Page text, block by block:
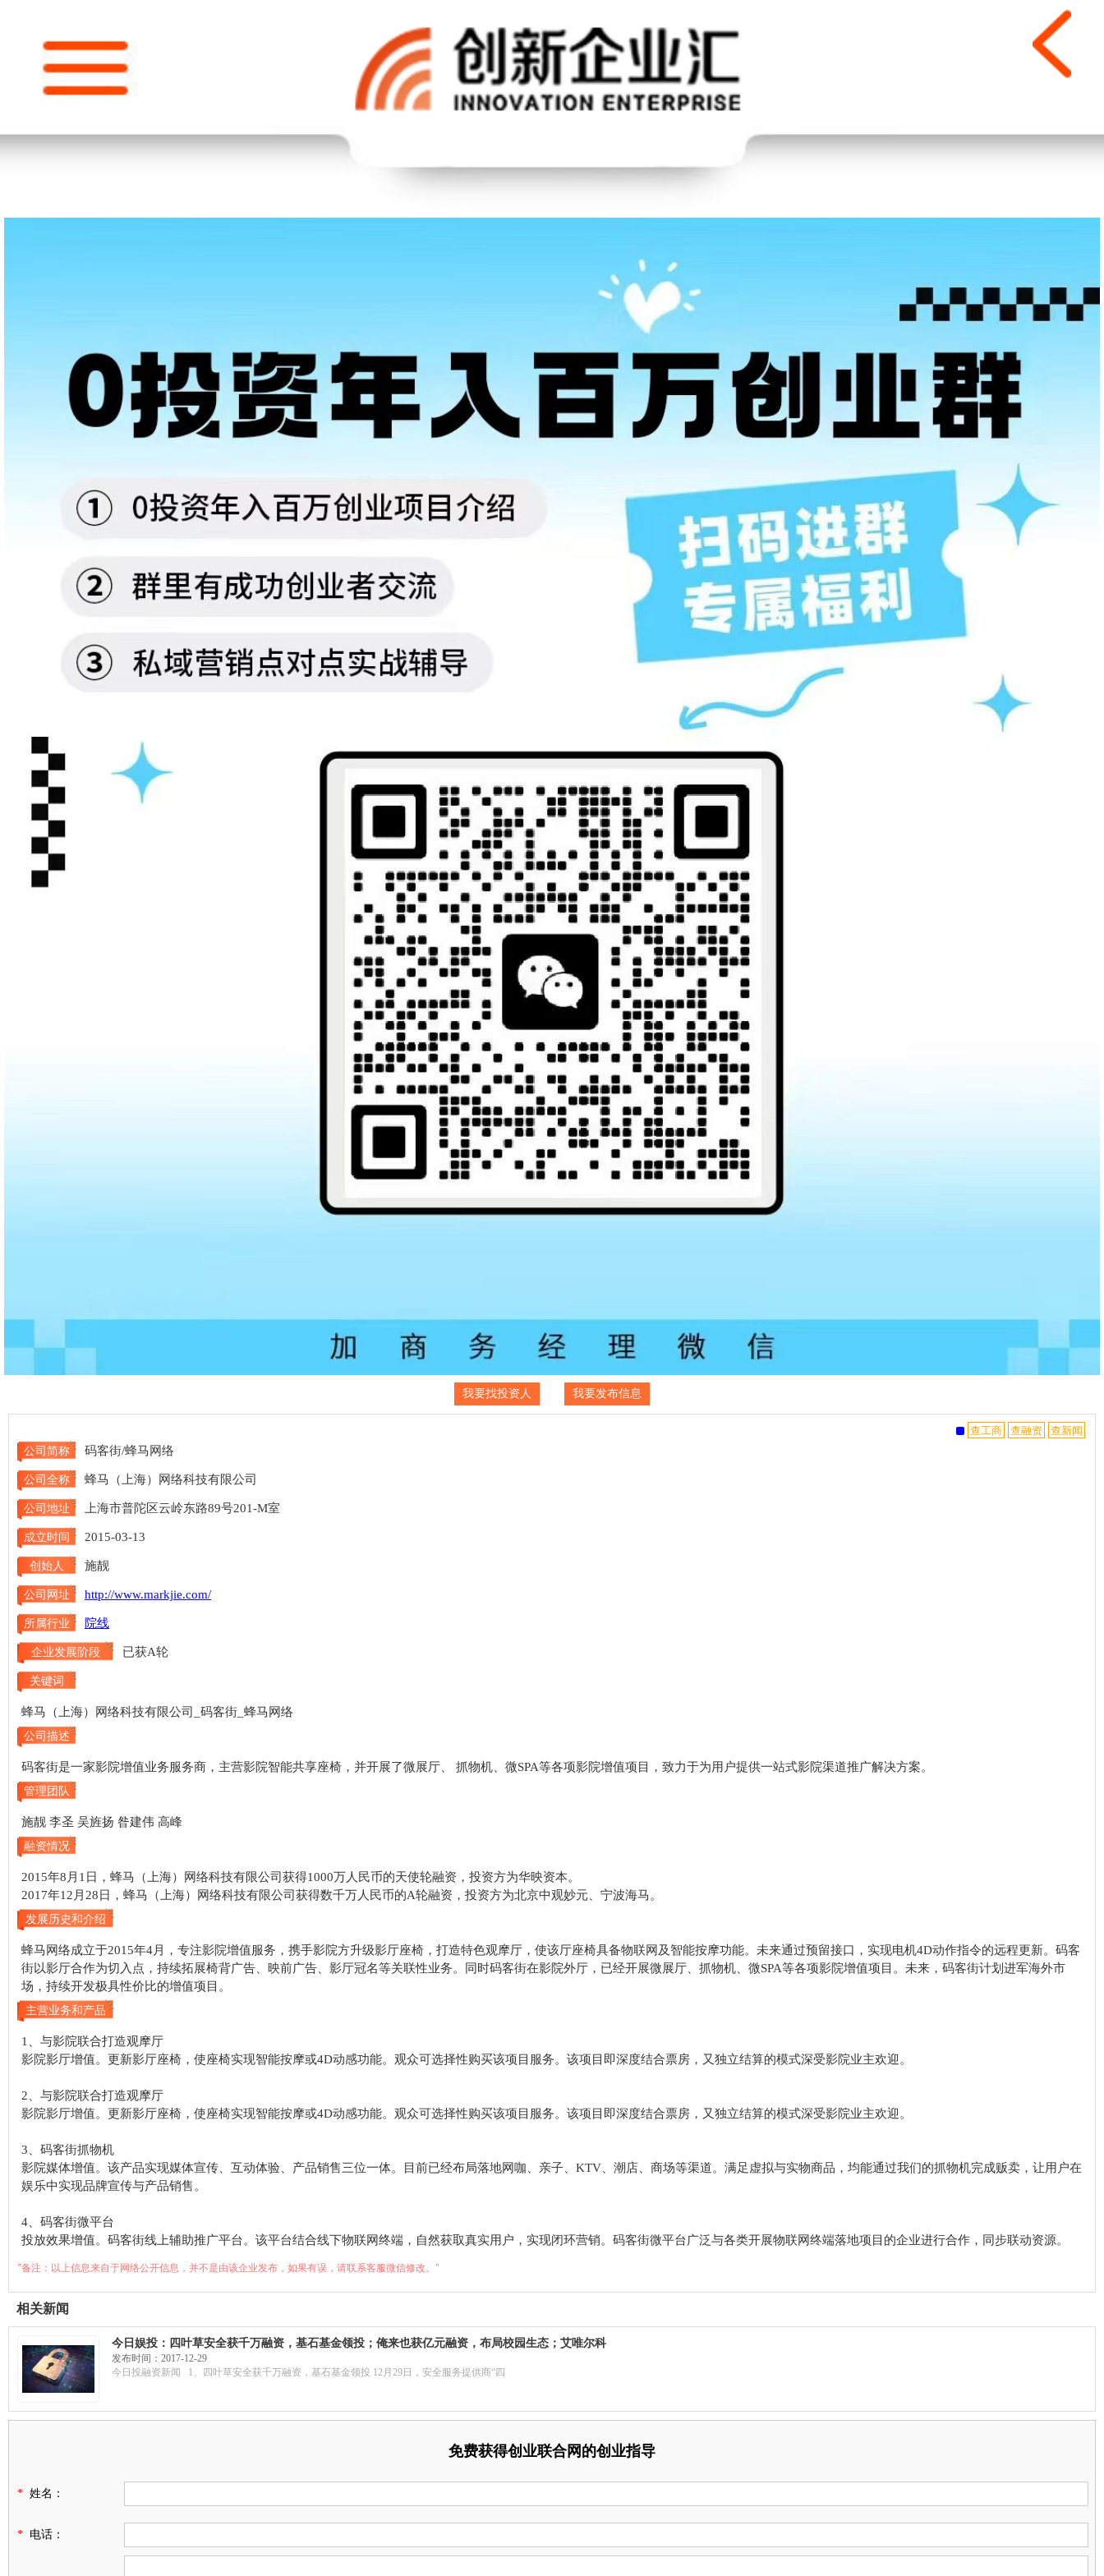
我要找投资人 我要发布信息
公司简称 码客街/蜂马网络
公司全称 蜂马（上海）网络科技有限公司
公司地址 上海市普陀区云岭东路89号201-M室
成立时间 2015-03-13
创始人 施靓
公司网址 http://www.markjie.com/
所属行业 院线
企业发展阶段 已获A轮
关键词
蜂马（上海）网络科技有限公司_码客街_蜂马网络
公司描述
码客街是一家影院增值业务服务商，主营影院智能共享座椅，并开展了微展厅、 抓物机、微SPA等各项影院增值项目，致力于为用户提供一站式影院渠道推广解决方案。
管理团队
施靓 李圣 吴旌扬 昝建伟 高峰
融资情况
2015年8月1日，蜂马（上海）网络科技有限公司获得1000万人民币的天使轮融资，投资方为华映资本。
2017年12月28日，蜂马（上海）网络科技有限公司获得数千万人民币的A轮融资，投资方为北京中观妙元、宁波海马。
发展历史和介绍
蜂马网络成立于2015年4月，专注影院增值服务，携手影院方升级影厅座椅，打造特色观摩厅，使该厅座椅具备物联网及智能按摩功能。未来通过预留接口，实现电机4D动作指令的远程更新。码客
街以影厅合作为切入点，持续拓展椅背广告、映前广告、影厅冠名等关联性业务。同时码客街在影院外厅，已经开展微展厅、抓物机、微SPA等各项影院增值项目。未来，码客街计划进军海外市
场，持续开发极具性价比的增值项目。
主营业务和产品
1、与影院联合打造观摩厅
影院影厅增值。更新影厅座椅，使座椅实现智能按摩或4D动感功能。观众可选择性购买该项目服务。该项目即深度结合票房，又独立结算的模式深受影院业主欢迎。
2、与影院联合打造观摩厅
影院影厅增值。更新影厅座椅，使座椅实现智能按摩或4D动感功能。观众可选择性购买该项目服务。该项目即深度结合票房，又独立结算的模式深受影院业主欢迎。
3、码客街抓物机
影院媒体增值。该产品实现媒体宣传、互动体验、产品销售三位一体。目前已经布局落地网咖、亲子、KTV、潮店、商场等渠道。满足虚拟与实物商品，均能通过我们的抓物机完成贩卖，让用户在
娱乐中实现品牌宣传与产品销售。
4、码客街微平台
投放效果增值。码客街线上辅助推广平台。该平台结合线下物联网终端，自然获取真实用户，实现闭环营销。码客街微平台广泛与各类开展物联网终端落地项目的企业进行合作，同步联动资源。
"备注：以上信息来自于网络公开信息，并不是由该企业发布，如果有误，请联系客服微信修改。"
相关新闻
今日娱投：四叶草安全获千万融资，基石基金领投；俺来也获亿元融资，布局校园生态；艾唯尔科
技获千万融资，估值过亿
发布时间：2017-12-29
今日投融资新闻 1、四叶草安全获千万融资，基石基金领投 12月29日，安全服务提供商“四
免费获得创业联合网的创业指导
* 姓名：
* 电话：